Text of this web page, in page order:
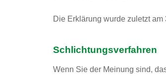
Die Erklärung wurde zuletzt am
Schlichtungsverfahren
Wenn Sie der Meinung sind,